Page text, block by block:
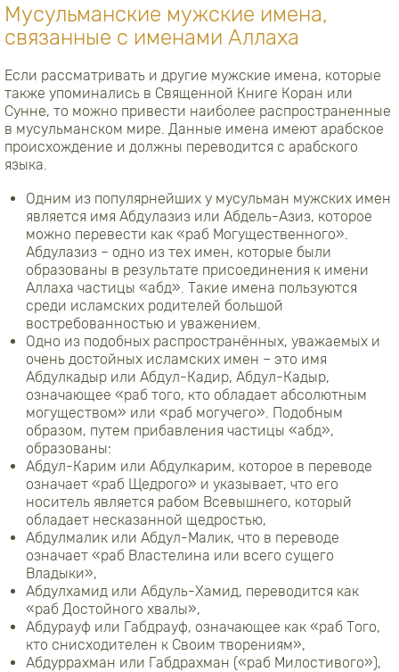
Мусульманские мужские имена,
связанные с именами Аллаха
Если рассматривать и другие мужские имена, которые
также упоминались в Священной Книге Коран или
Сунне, то можно привести наиболее распространенные
в мусульманском мире. Данные имена имеют арабское
происхождение и должны переводится с арабского
языка.
Одним из популярнейших у мусульман мужских имен
является имя Абдулазиз или Абдель-Азиз, которое
можно перевести как «раб Могущественного».
Абдулазиз – одно из тех имен, которые были
образованы в результате присоединения к имени
Аллаха частицы «абд». Такие имена пользуются
среди исламских родителей большой
востребованностью и уважением.
Одно из подобных распространённых, уважаемых и
очень достойных исламских имен – это имя
Абдулкадыр или Абдул-Кадир, Абдул-Кадыр,
означающее «раб того, кто обладает абсолютным
могуществом» или «раб могучего». Подобным
образом, путем прибавления частицы «абд»,
образованы:
Абдул-Карим или Абдулкарим, которое в переводе
означает «раб Щедрого» и указывает, что его
носитель является рабом Всевышнего, который
обладает несказанной щедростью,
Абдулмалик или Абдул-Малик, что в переводе
означает «раб Властелина или всего сущего
Владыки»,
Абдулхамид или Абдуль-Хамид, переводится как
«раб Достойного хвалы»,
Абдурауф или Габдрауф, означающее как «раб Того,
кто снисходителен к Своим творениям»,
Абдуррахман или Габдрахман («раб Милостивого»),